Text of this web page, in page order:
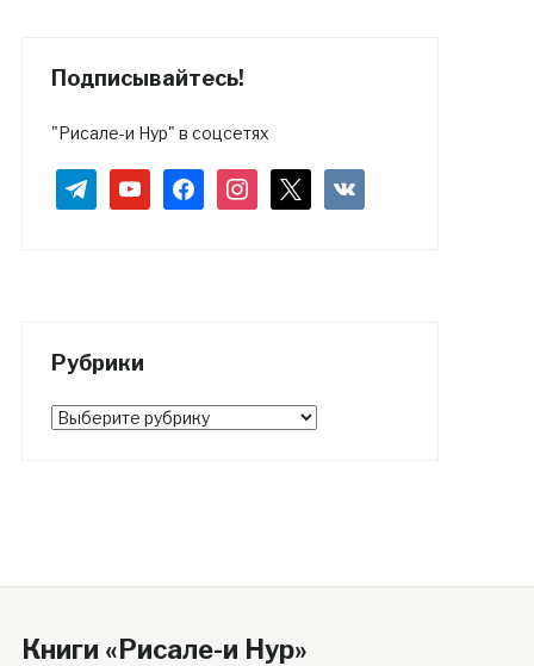
Подписывайтесь!
"Рисале-и Нур" в соцсетях
telegramyoutubefacebookinstagram vkontakte
Рубрики
Рубрики
Книги «Рисале-и Нур»